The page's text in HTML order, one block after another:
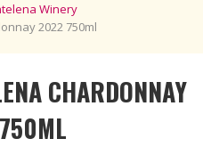
Winery
2022 750ml
CHARDONNAY